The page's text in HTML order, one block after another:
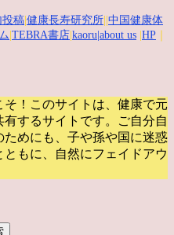
投稿 健康長寿研究所 中国健康体
TEBRA書店 kaoru |about us HP
！このサイトは、健康で元
するサイトです。
ご自分自
めにも、子や孫や国に迷惑
もに、自然にフェイドアウ